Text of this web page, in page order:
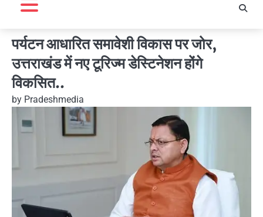
पर्यटन आधारित समावेशी विकास पर जोर,
उत्तराखंड में नए टूरिज्म डेस्टिनेशन होंगे
विकसित..
by Pradeshmedia